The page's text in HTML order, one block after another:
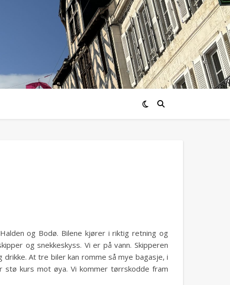
og Bodø. Bilene kjører i riktig retning og
og snekkeskyss. Vi er på vann. Skipperen
At tre biler kan romme så mye bagasje, i
stø kurs mot øya. Vi kommer tørrskodde fram